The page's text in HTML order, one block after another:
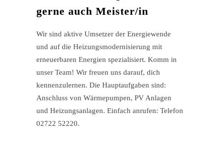
gerne auch Meister/in
Wir sind aktive Umsetzer der Energiewende
und auf die Heizungsmodernisierung mit
erneuerbaren Energien spezialisiert. Komm in
unser Team! Wir freuen uns darauf, dich
kennenzulernen. Die Hauptaufgaben sind:
Anschluss von Wärmepumpen, PV Anlagen
und Heizungsanlagen. Einfach anrufen: Telefon
02722 52220.